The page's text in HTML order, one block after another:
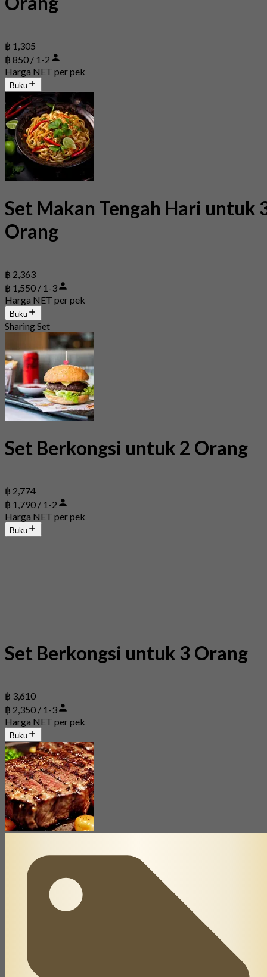
฿ 1,305
฿ 850 / 1-2
Harga NET per pek
Buku
Set Makan Tengah Hari untuk
Orang
฿ 2,363
฿ 1,550 / 1-3
Harga NET per pek
Buku
Sharing Set
Set Berkongsi untuk 2 Orang
฿ 2,774
฿ 1,790 / 1-2
Harga NET per pek
Buku
Set Berkongsi untuk 3 Orang
฿ 3,610
฿ 2,350 / 1-3
Harga NET per pek
Buku